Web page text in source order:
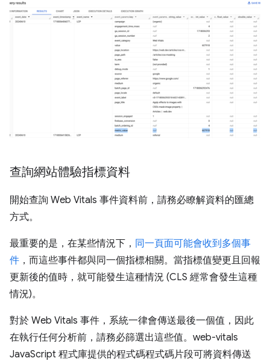
查詢網站體驗指標資料
開始查詢 Web Vitals 事件資料前，請務必瞭解資料的匯總
方式。
最重要的是，在某些情況下， 同一頁面可能會收到多個事
件 ，而這些事件都與同一個指標相關。當指標值變更且回報
更新後的值時，就可能發生這種情況 (CLS 經常會發生這種
情況)。
對於 Web Vitals 事件，系統一律會傳送最後一個值，因此
在執行任何分析前，請務必篩選出這些值。web-vitals
JavaScript 程式庫提供的程式碼程式碼片段可將資料傳送